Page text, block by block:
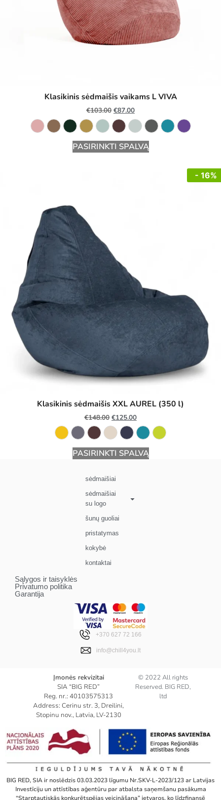
Klasikinis sėdmaišis vaikams L VIVA
€103.00 €87.00
PASIRINKTI SPALVĄ
- 16%
Klasikinis sėdmaišis XXL AUREL (350 l)
€148.00 €125.00
PASIRINKTI SPALVĄ
sėdmaišiai
sėdmaišiai
su logo
šunų guoliai
pristatymas
kokybė
kontaktai
Sąlygos ir taisyklės
Privatumo politika
Garantija
+370 627 72 166
info@chill4you.lt
Įmonės rekvizitai
SIA “BIG RED”
Reg. nr.: 40103575313
Address: Cerinu str. 3, Dreilini,
Stopinu nov., Latvia, LV-2130
© 2022 All rights
Reserved. BIG RED,
ltd
BIG RED, SIA ir noslēdzis 03.03.2023 līgumu Nr.SKV-L-2023/123 ar Latvijas
Investīciju un attīstības aģentūru par atbalsta saņemšanu pasākuma
“Starptautiskās konkurētspējas veicināšana” ietvaros, ko līdzfinansē